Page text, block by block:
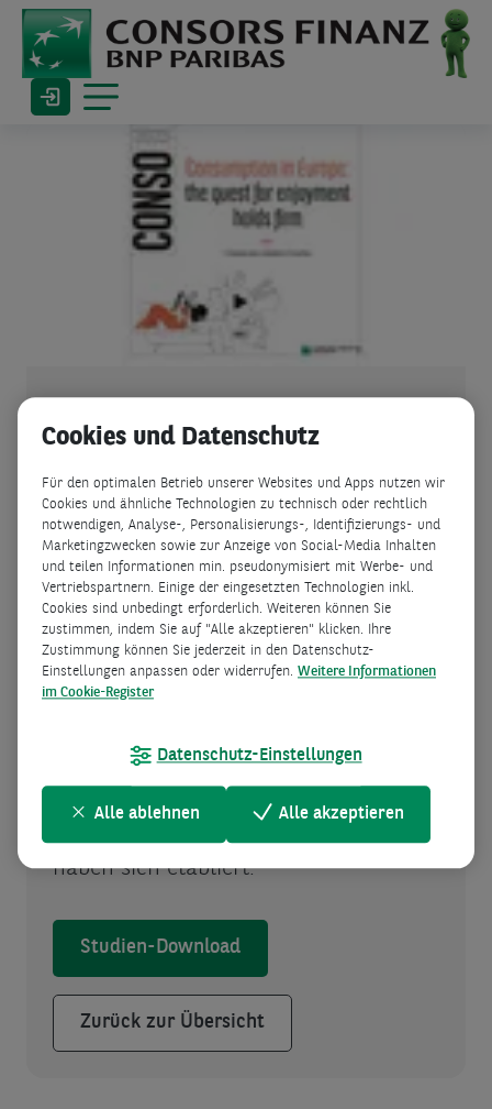
Zwischen Konsum und
das gute Gefühl
Konsumbarometer 2025 - Europa
Kriege, steigende
Lebenshaltungskosten, Klimawandel -
in Zeiten von Dauerkrisen und
Unsicherheit verschafft der private
einem beschränkten Budget schaffen
Parallel dazu handeln sie rationaler
und neue Arten von Kaufabsichten
haben sich etabliert.
Studien-Download
Zurück zur Übersicht
Cookies und Datenschutz
Für den optimalen Betrieb unserer Websites und Apps nutzen wir
Cookies und ähnliche Technologien zu technisch oder rechtlich
notwendigen, Analyse-, Personalisierungs-, Identifizierungs- und
Marketingzwecken sowie zur Anzeige von Social-Media Inhalten
und teilen Informationen min. pseudonymisiert mit Werbe- und
Vertriebspartnern. Einige der eingesetzten Technologien inkl.
Cookies sind unbedingt erforderlich. Weiteren können Sie
zustimmen, indem Sie auf "Alle akzeptieren" klicken. Ihre
Zustimmung können Sie jederzeit in den Datenschutz-
Einstellungen anpassen oder widerrufen. Weitere Informationen
im Cookie-Register
Datenschutz-Einstellungen
Alle ablehnen Alle akzeptieren